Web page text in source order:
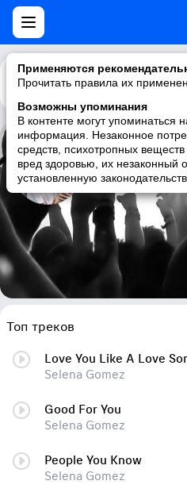
Применяются
Прочитать правила их
Возможны упоминания
В контенте могут упоминаться
информация. Незаконное
средств, психотропных
вред здоровью, их незаконный
установленную
Каталог Рекомендации
Selena
pop, female
Топ треков
Love You Like A Love
Selena Gomez
Good For You
Selena Gomez
People You Know
Selena Gomez